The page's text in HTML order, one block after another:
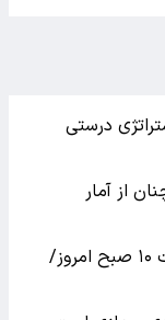
درستی
از آمار
اعمال محدودیت تردد در چالوس از ساعت ۱۰ صبح امروز/